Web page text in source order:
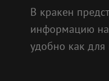
В кракен
информацию на
удобно как